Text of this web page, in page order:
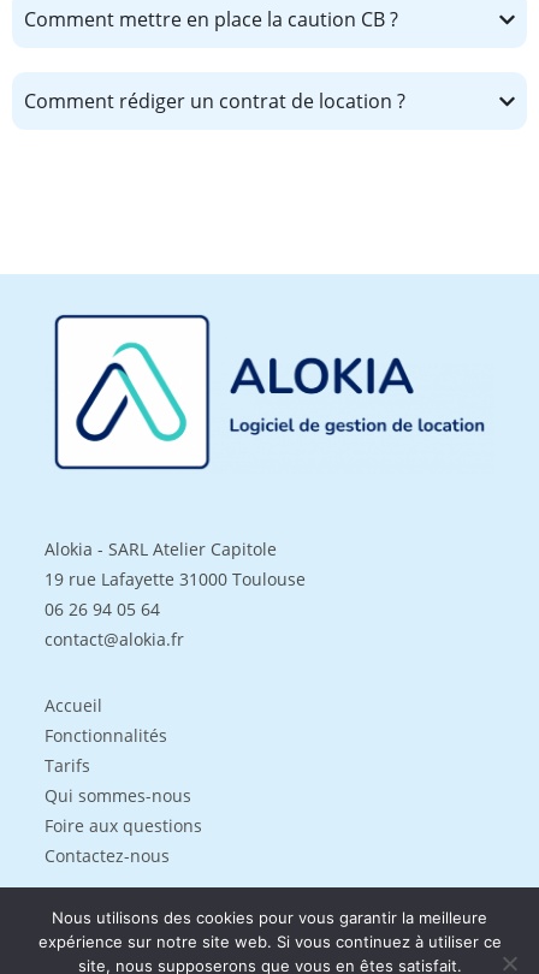
Comment mettre en place la caution CB ?
Comment rédiger un contrat de location ?
Alokia - SARL Atelier Capitole
19 rue Lafayette 31000 Toulouse
06 26 94 05 64
contact@alokia.fr
Accueil
Fonctionnalités
Tarifs
Qui sommes-nous
Foire aux questions
Contactez-nous
Mentions légales
Politique de confidentialités
Nous utilisons des cookies pour vous garantir la meilleure
expérience sur notre site web. Si vous continuez à utiliser ce
site, nous supposerons que vous en êtes satisfait.